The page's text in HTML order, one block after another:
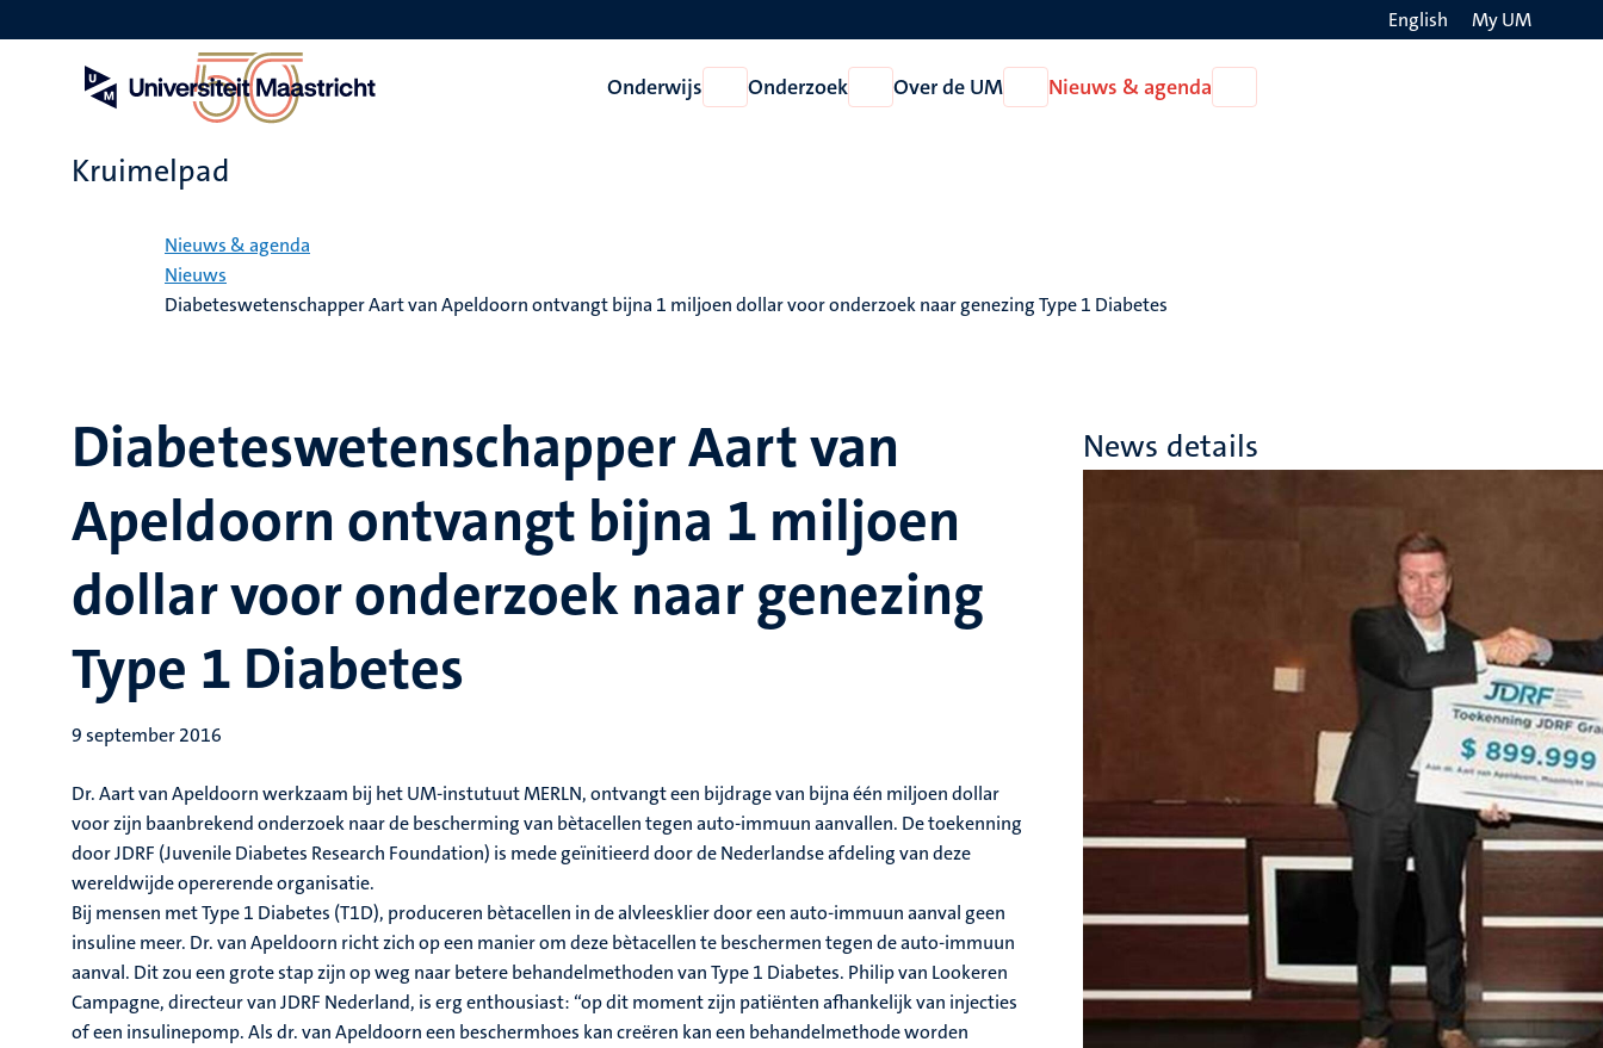
en
English My UM
Onderwijs
Open
Onderwijs
Onderzoek
Open
Onderzoek
Over de UM
Open
Over
Nieuws & agenda
Nieuws
Kruimelpad
Nieuws & agenda
Nieuws
Diabeteswetenschapper Aart van Apeldoorn ontvangt bijna 1 miljoen dollar voor onderzoek naar genezing Type 1 Diabetes
Diabeteswetenschapper Aart van
Apeldoorn ontvangt bijna 1 miljoen
dollar voor onderzoek naar genezing
Type 1 Diabetes
9 september 2016
Dr. Aart van Apeldoorn werkzaam bij het UM-instutuut MERLN, ontvangt een bijdrage van bijna één miljoen dollar
voor zijn baanbrekend onderzoek naar de bescherming van bètacellen tegen auto-immuun aanvallen. De toekenning
door JDRF (Juvenile Diabetes Research Foundation) is mede geïnitieerd door de Nederlandse afdeling van deze
wereldwijde opererende organisatie.
Bij mensen met Type 1 Diabetes (T1D), produceren bètacellen in de alvleesklier door een auto-immuun aanval geen
insuline meer. Dr. van Apeldoorn richt zich op een manier om deze bètacellen te beschermen tegen de auto-immuun
aanval. Dit zou een grote stap zijn op weg naar betere behandelmethoden van Type 1 Diabetes. Philip van Lookeren
Campagne, directeur van JDRF Nederland, is erg enthousiast: “op dit moment zijn patiënten afhankelijk van injecties
of een insulinepomp. Als dr. van Apeldoorn een beschermhoes kan creëren kan een behandelmethode worden
News details